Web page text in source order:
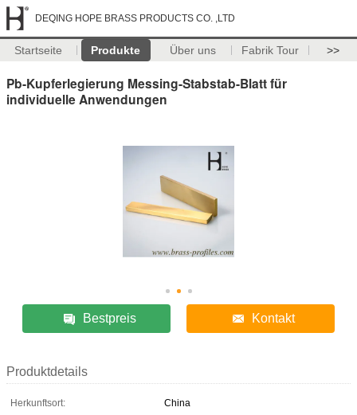
DEQING HOPE BRASS PRODUCTS CO. ,LTD
Startseite Produkte Über uns Fabrik Tour >>
Pb-Kupferlegierung Messing-Stabstab-Blatt für
individuelle Anwendungen
Bestpreis Kontakt
Produktdetails
Herkunftsort:
China